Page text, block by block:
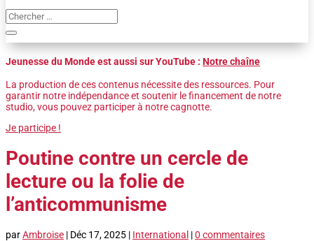
Jeunesse du Monde est aussi sur YouTube : Notre chaîne
La production de ces contenus nécessite des ressources. Pour
garantir notre indépendance et soutenir le financement de notre
studio, vous pouvez participer à notre cagnotte.
Je participe !
Poutine contre un cercle de
lecture ou la folie de
l’anticommunisme
parAmbroise | Déc 17, 2025 | International |0 commentaires